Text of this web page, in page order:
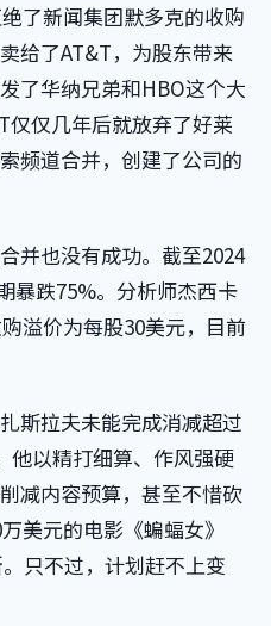
了新闻集团默多克的收购
给了AT&T，为股东带来
了华纳兄弟和HBO这个大
仅仅几年后就放弃了好莱
频道合并，创建了公司的
并也没有成功。截至2024
暴跌75%。分析师杰西卡
溢价为每股30美元，目前
斯拉夫未能完成消减超过
他以精打细算、作风强硬
减内容预算，甚至不惜砍
美元的电影《蝙蝠女》
只不过，计划赶不上变